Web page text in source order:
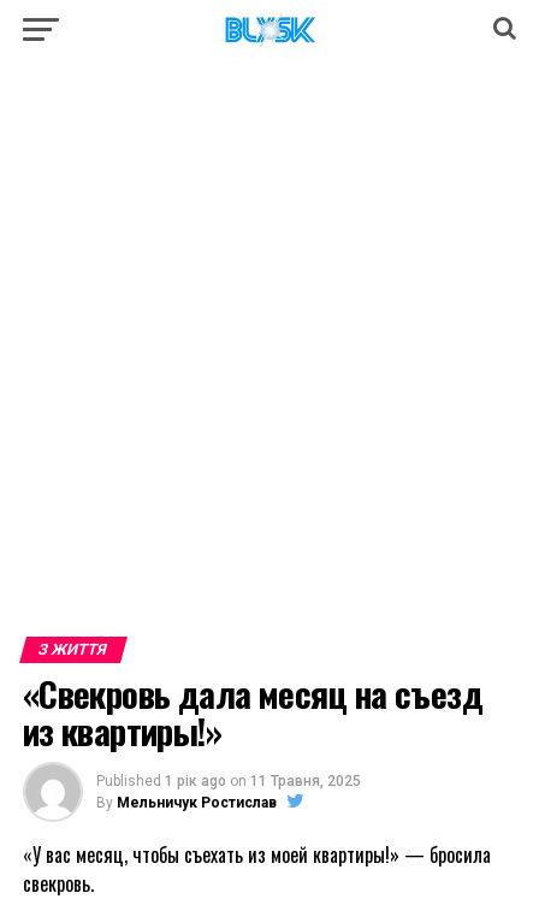
З ЖИТТЯ
«Свекровь дала месяц на съезд
из квартиры!»
Published 1 рік ago on 11 Травня, 2025
By Мельничук Ростислав
«У вас месяц, чтобы съехать из моей квартиры!» — бросила
свекровь.